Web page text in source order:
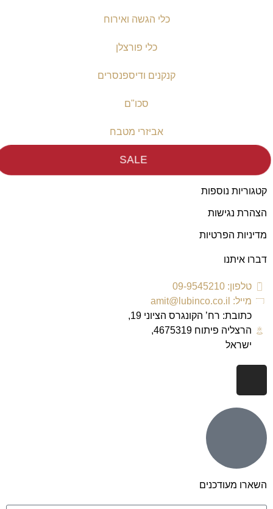
כלי הגשה ואירוח
כלי פורצלן
קנקנים ודיספנסרים
סכו"ם
אביזרי מטבח
SALE
קטגוריות נוספות
הצהרת נגישות
מדיניות הפרטיות
דברו איתנו
טלפון: 09-9545210
מייל: amit@lubinco.co.il
כתובת: רח’ הקונגרס הציוני 19,
הרצליה פיתוח 4675319,
ישראל
השארו מעודכנים